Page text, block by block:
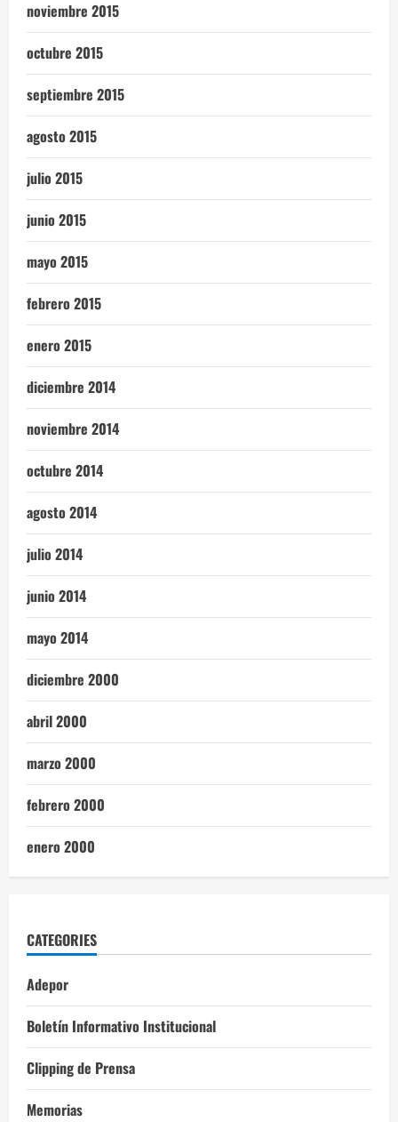
noviembre 2015
octubre 2015
septiembre 2015
agosto 2015
julio 2015
junio 2015
mayo 2015
febrero 2015
enero 2015
diciembre 2014
noviembre 2014
octubre 2014
agosto 2014
julio 2014
junio 2014
mayo 2014
diciembre 2000
abril 2000
marzo 2000
febrero 2000
enero 2000
CATEGORIES
Adepor
Boletín Informativo Institucional
Clipping de Prensa
Memorias